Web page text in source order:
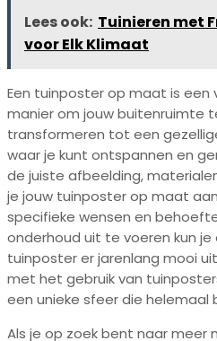
Lees ook: Tuinieren met
voor Elk Klimaat
Een tuinposter op maat is een
manier om jouw buitenruimte
transformeren tot een
waar je kunt ontspannen en
de juiste afbeelding,
je jouw tuinposter op maat
specifieke wensen en
onderhoud uit te voeren kun
tuinposter er jarenlang mooi
met het gebruik van
een unieke sfeer die helemaal
Als je op zoek bent naar meer